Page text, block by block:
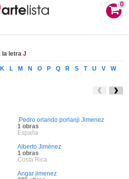
0
la letra J
K L M N O P Q R S T U V
W
,Pedro orlando porlanji Jimenez
1 obras
España
Alberto Jiménez
1 obras
Costa Rica
Angar jimenez